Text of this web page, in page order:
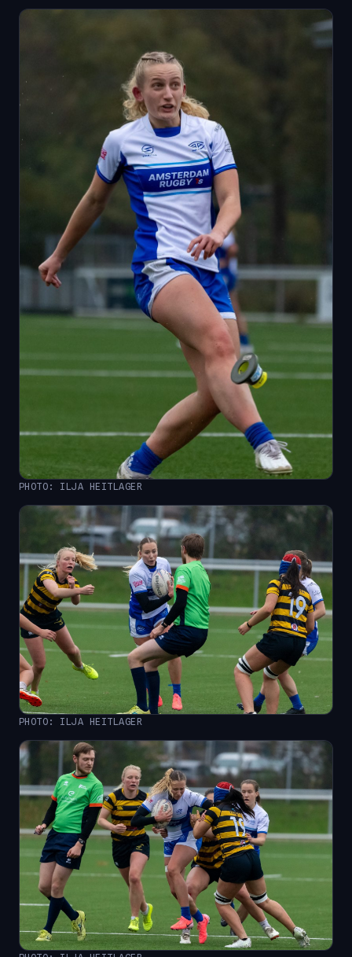
PHOTO: ILJA HEITLAGER
PHOTO: ILJA HEITLAGER